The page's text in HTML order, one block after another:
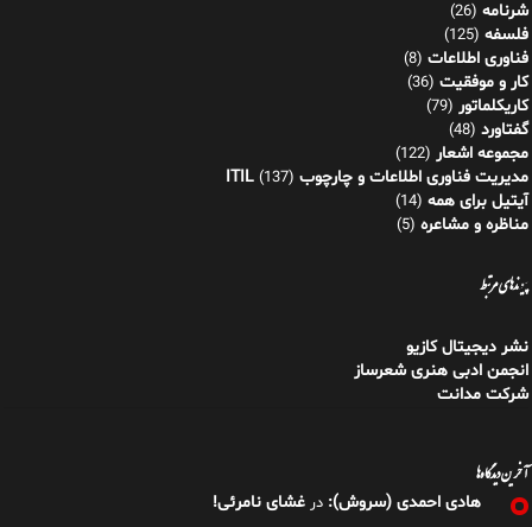
شرنامه (26)
فلسفه (125)
فناوری اطلاعات (8)
کار و موفقیت (36)
کاریکلماتور (79)
گفتاورد (48)
مجموعه اشعار (122)
مدیریت فناوری اطلاعات و چارچوب ITIL (137)
آیتیل برای همه (14)
مناظره و مشاعره (5)
پیوندهای مرتبط
نشر دیجیتال کازیو
انجمن ادبی هنری شعرساز
شرکت مدانت
آخرین دیدگاه‌ها
هادی احمدی (سروش): در غشای نامرئی!